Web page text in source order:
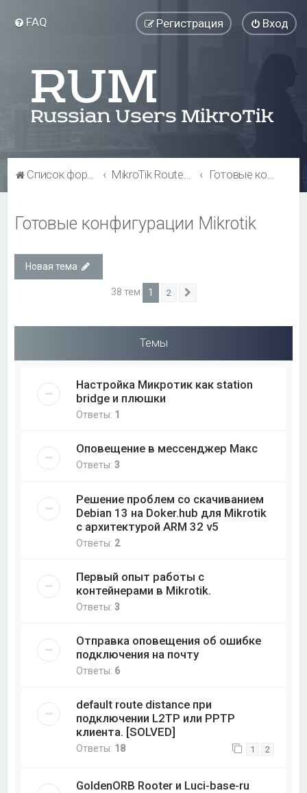
FAQ Вход
Регистрация
Список форумов MikroTik RouterOS Готовые конфигурации Mikrotik
Готовые конфигурации Mikrotik
Новая тема
38 тем 1 2
Темы
Настройка Микротик как station
bridge и плюшки
Ответы: 1
Оповещение в мессенджер Макс
Ответы:3
Решение проблем со скачиванием
Debian 13 на Doker.hub для Mikrotik
с архитектурой ARM 32 v5
Ответы: 2
Первый опыт работы с
контейнерами в Mikrotik.
Ответы:3
Отправка оповещения об ошибке
подключения на почту
Ответы: 6
default route distance при
подключении L2TP или PPTP
клиента. [SOLVED]
Ответы: 18 1 2
GoldenORB Rooter и Luci-base-ru